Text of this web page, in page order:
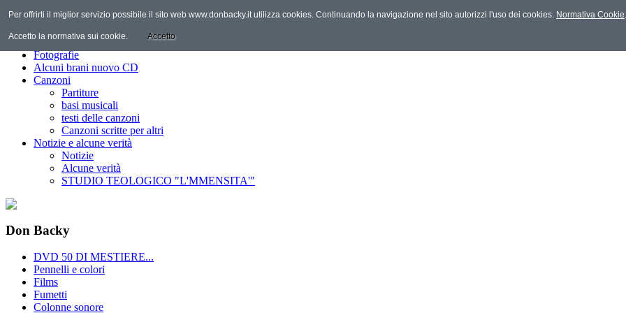
Home
Discografia
Fotografie
Alcuni brani nuovo CD
Canzoni
Partiture
basi musicali
testi delle canzoni
Canzoni scritte per altri
Notizie e alcune verità
Notizie
Alcune verità
STUDIO TEOLOGICO "L'MMENSITA'"
Don Backy
DVD 50 DI MESTIERE...
Pennelli e colori
Films
Fumetti
Colonne sonore
Per offrirti il miglior servizio possibile il sito web www.donbacky.it utilizza cookies. Continuando la navigazione nel sito autorizzi l'uso dei cookies. Normativa Cookie.
Accetto la normativa sui cookie. Accetto